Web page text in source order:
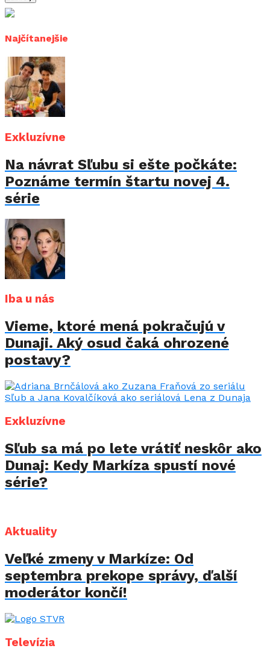
Najčítanejšie
Exkluzívne
Na návrat Sľubu si ešte počkáte:
Poznáme termín štartu novej 4.
série
Iba u nás
Vieme, ktoré mená pokračujú v
Dunaji. Aký osud čaká ohrozené
postavy?
Exkluzívne
Sľub sa má po lete vrátiť neskôr ako
Dunaj: Kedy Markíza spustí nové
série?
Aktuality
Veľké zmeny v Markíze: Od
septembra prekope správy, ďalší
moderátor končí!
Televízia